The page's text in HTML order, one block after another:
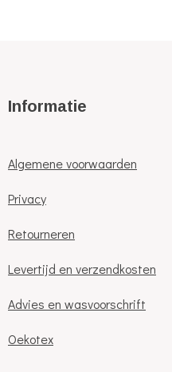
Informatie
Algemene voorwaarden
Privacy
Retourneren
Levertijd en verzendkosten
Advies en wasvoorschrift
Oekotex